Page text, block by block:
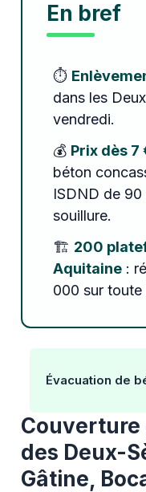
En bref
⏱️
dans les
vendredi.
💰 Prix dès
béton
ISDND de
souillure.
🏗️ 200
Aquitaine:
000 sur toute
Évacuation de
des Deux-
Gâtine,